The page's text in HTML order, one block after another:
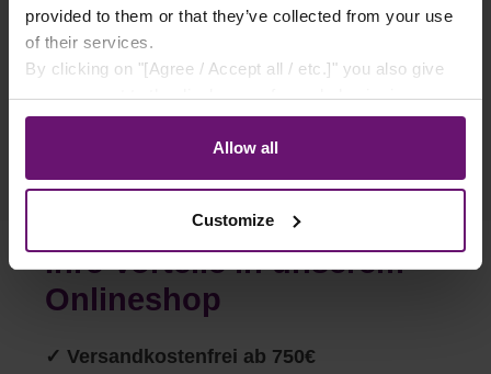
provided to them or that they’ve collected from your use
of their services.
By clicking on "[Agree / Accept all / etc.]" you also give
your consent to the disclosure of your behavior in our
store to our partner, shopware AG (Ebbinghoff 10, 48624
Schöppingen, Germany), which cannot assign this data
to you personally, but may process it for its own
Allow all
Customize
DOWNLOADS
Ihre Vorteile in unserem
Onlineshop
✓ Versandkostenfrei ab 750€